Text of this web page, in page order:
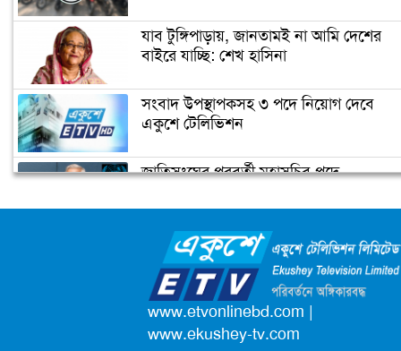
যাব টুঙ্গিপাড়ায়, জানতামই না আমি দেশের
বাইরে যাচ্ছি: শেখ হাসিনা
সংবাদ উপস্থাপকসহ ৩ পদে নিয়োগ দেবে
একুশে টেলিভিশন
জাতিসংঘের পরবর্তী মহাসচিব পদে
ক্যাম্পাস অ্যাম্বাসেডর নিয়োগ দিচ্ছে একুশে
টেলিভিশন
পদোন্নতি পেয়ে সচিব হলেন ২ কর্মকর্তা
www.etvonlinebd.com |
www.ekushey-tv.com